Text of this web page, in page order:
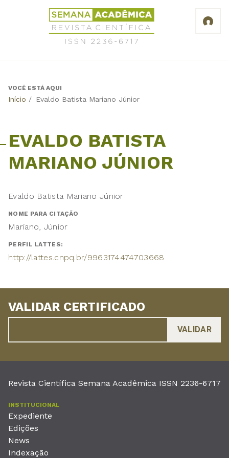
Revista
Científica
Semana
6717
Back
VOCÊ ESTÁ AQUI
Início / Evaldo Batista Mariano Júnior
EVALDO BATISTA
MARIANO JÚNIOR
Evaldo Batista Mariano Júnior
NOME PARA CITAÇÃO
Mariano, Júnior
PERFIL LATTES:
http://lattes.cnpq.br/9963174474703668
VALIDAR CERTIFICADO
Revista Científica Semana Acadêmica ISSN 2236-6717
INSTITUCIONAL
Expediente
Edições
News
Indexação